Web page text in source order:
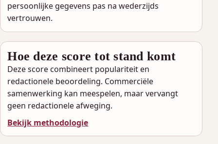
persoonlijke gegevens pas na wederzijds
vertrouwen.
Hoe deze score tot stand komt
Deze score combineert populariteit en
redactionele beoordeling. Commerciële
samenwerking kan meespelen, maar vervangt
geen redactionele afweging.
Bekijk methodologie